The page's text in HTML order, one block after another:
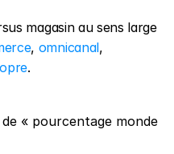
magasin au sens large
, omnicanal
.
« pourcentage monde